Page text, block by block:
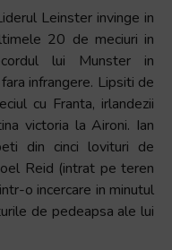
Leinster invinge in
20 de meciuri in
lui Munster in
infrangere. Lipsiti de
cu Franta, irlandezii
victoria la Aironi. Ian
din cinci lovituri de
Reid (intrat pe teren
o incercare in minutul
de pedeapsa ale lui